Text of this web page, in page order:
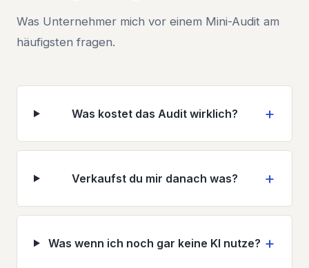
Was Unternehmer mich vor einem Mini-Audit am
häufigsten fragen.
Was kostet das Audit wirklich?
Verkaufst du mir danach was?
Was wenn ich noch gar keine KI nutze?